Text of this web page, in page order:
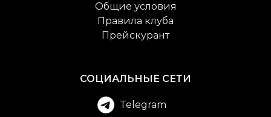
Общие условия
Правила клуба
Прейскурант
СОЦИАЛЬНЫЕ СЕТИ
Telegram